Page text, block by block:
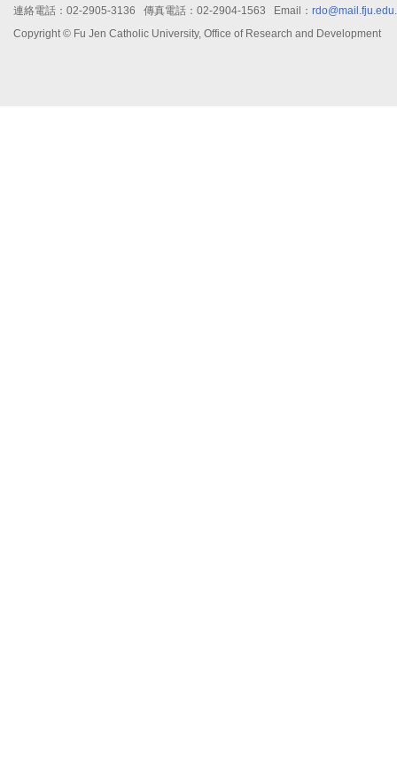
連絡電話：02-2905-3136 傳真電話：02-2904-1563 Email：
Copyright © Fu Jen Catholic University, Office of Research and Development